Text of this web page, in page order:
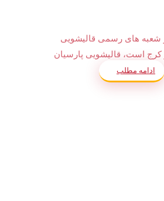
شعبه های رسمی قالیشویی
کرج است، قالیشویی پارسیان
ادامه مطلب